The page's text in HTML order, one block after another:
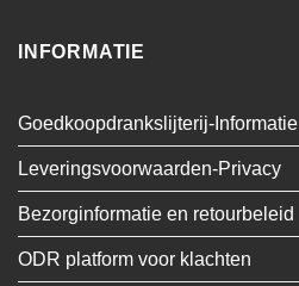
INFORMATIE
Goedkoopdrankslijterij-Informatie
Leveringsvoorwaarden-Privacy
Bezorginformatie en retourbeleid
ODR platform voor klachten